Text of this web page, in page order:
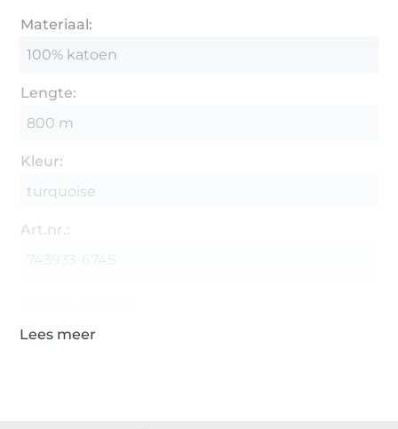
Materiaal:
100% katoen
Lengte:
800 m
Kleur:
turquoise
Art.nr.: